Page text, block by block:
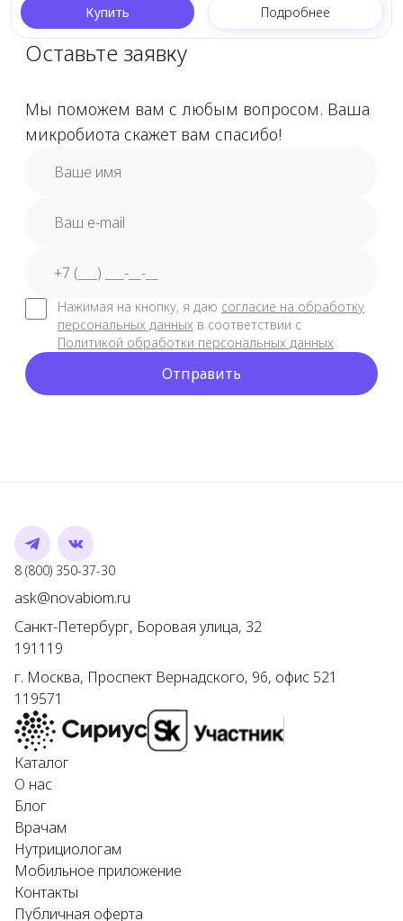
Купить Подробнее
Оставьте заявку
Мы поможем вам с любым вопросом. Ваша
микробиота скажет вам спасибо!
Нажимая на кнопку, я даю согласие на обработку
персональных данных в соответствии с
Политикой обработки персональных данных
Отправить
Telegram
VK
8 (800) 350-37-30Номер телефона
ask@novabiom.ru
Санкт-Петербург, Боровая улица, 32
191119
г. Москва, Проспект Вернадского, 96, офис 521
119571
Каталог
О нас
Блог
Врачам
Нутрициологам
Мобильное приложение
Контакты
Публичная оферта